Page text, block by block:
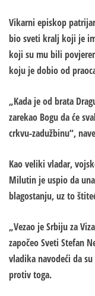
Vikarni episkop
bio sveti kralj koji je
koji su mu bili
koju je dobio od
„Kada je od brata
zarekao Bogu da će
crkvu-zadužbinu“,
Kao veliki vladar,
Milutin je uspio da
blagostanju, uz to
„Vezao je Srbiju za
započeo Sveti Stefan
vladika navodeći da
protiv toga.